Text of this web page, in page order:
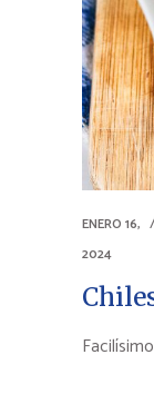
ENERO 16,
2024